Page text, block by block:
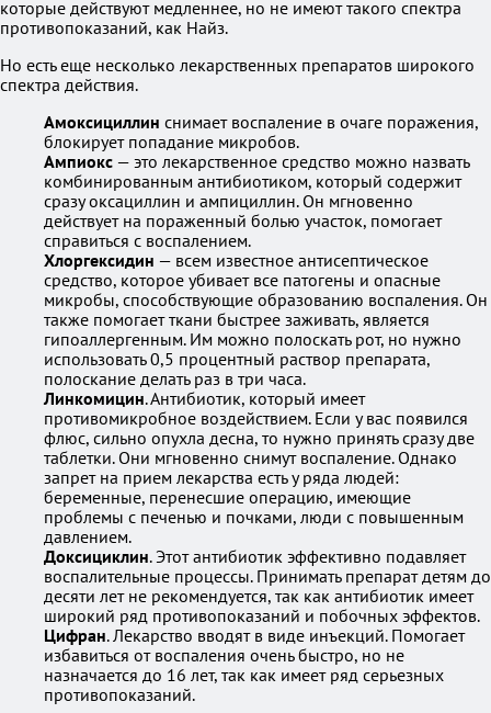
которые действуют медленнее, но не имеют такого спектра
противопоказаний, как Найз.
Но есть еще несколько лекарственных препаратов широкого
спектра действия.
Амоксициллин снимает воспаление в очаге поражения,
блокирует попадание микробов.
Ампиокс — это лекарственное средство можно назвать
комбинированным антибиотиком, который содержит
сразу оксациллин и ампициллин. Он мгновенно
действует на пораженный болью участок, помогает
справиться с воспалением.
Хлоргексидин — всем известное антисептическое
средство, которое убивает все патогены и опасные
микробы, способствующие образованию воспаления. Он
также помогает ткани быстрее заживать, является
гипоаллергенным. Им можно полоскать рот, но нужно
использовать 0,5 процентный раствор препарата,
полоскание делать раз в три часа.
Линкомицин. Антибиотик, который имеет
противомикробное воздействием. Если у вас появился
флюс, сильно опухла десна, то нужно принять сразу две
таблетки. Они мгновенно снимут воспаление. Однако
запрет на прием лекарства есть у ряда людей:
беременные, перенесшие операцию, имеющие
проблемы с печенью и почками, люди с повышенным
давлением.
Доксициклин. Этот антибиотик эффективно подавляет
воспалительные процессы. Принимать препарат детям до
десяти лет не рекомендуется, так как антибиотик имеет
широкий ряд противопоказаний и побочных эффектов.
Цифран. Лекарство вводят в виде инъекций. Помогает
избавиться от воспаления очень быстро, но не
назначается до 16 лет, так как имеет ряд серьезных
противопоказаний.